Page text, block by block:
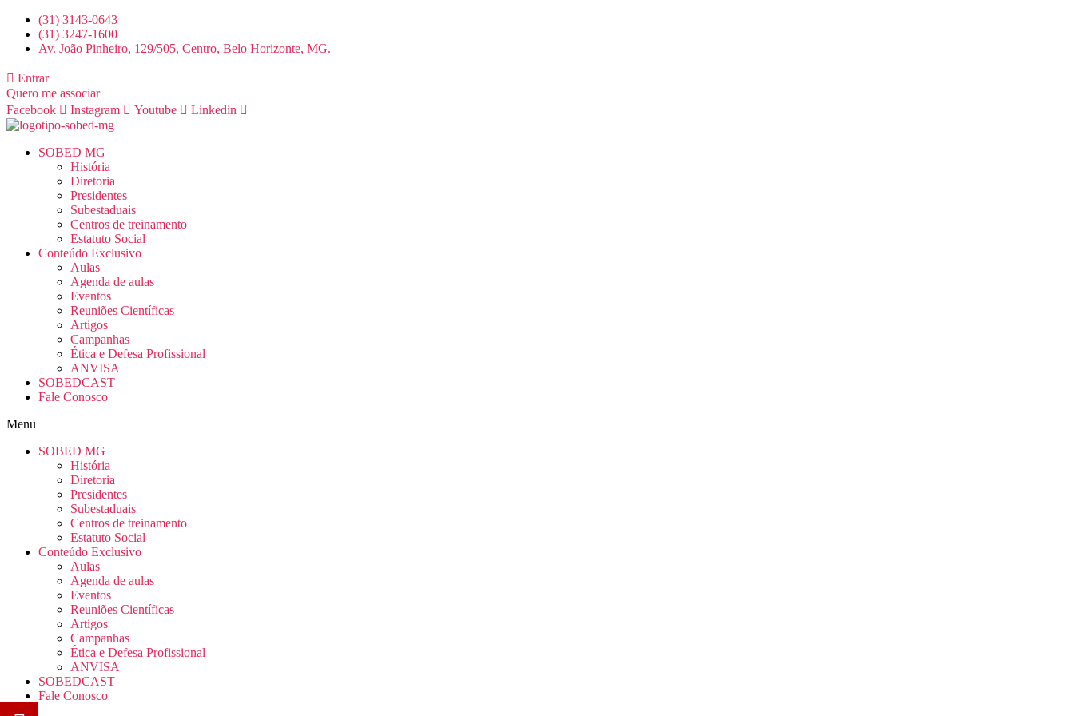
Pular
para
(31) 3143-0643
(31) 3247-1600
Av. João Pinheiro, 129/505, Centro, Belo Horizonte, MG.
Entrar
Quero me associar
Facebook
Instagram Youtube Linkedin
SOBED MG
História
Diretoria
Presidentes
Subestaduais
Centros de treinamento
Estatuto Social
Conteúdo Exclusivo
Aulas
Agenda de aulas
Eventos
Reuniões Científicas
Artigos
Campanhas
Ética e Defesa Profissional
ANVISA
SOBEDCAST
Fale Conosco
Menu
SOBED MG
História
Diretoria
Presidentes
Subestaduais
Centros de treinamento
Estatuto Social
Conteúdo Exclusivo
Aulas
Agenda de aulas
Eventos
Reuniões Científicas
Artigos
Campanhas
Ética e Defesa Profissional
ANVISA
SOBEDCAST
Fale Conosco